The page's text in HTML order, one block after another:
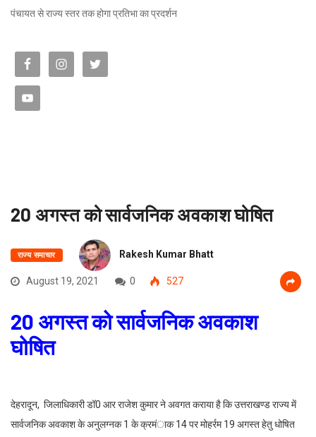
पंचायत से राज्य स्तर तक होगा प्रतिभा का प्रदर्शन
20 अगस्त को सार्वजनिक अवकाश घोषित
राज्य समाचार Rakesh Kumar Bhatt
August 19, 2021 0 527
20 अगस्त को सार्वजनिक अवकाश
घोषित
देहरादून, जिलाधिकारी डॉ0 आर राजेश कुमार ने अवगत कराया है कि उत्तराखण्ड राज्य में
सार्वजनिक अवकाश के अनुलग्नक 1 के क्रमंाक 14 पर मोहर्रम 19 अगस्त हेतु धोषित